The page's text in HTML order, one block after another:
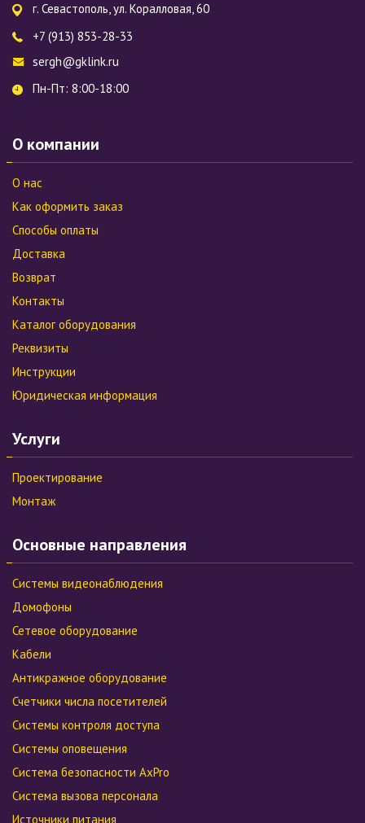
г. Севастополь, ул. Коралловая, 60
+7 (913) 853-28-33
sergh@gklink.ru
Пн-Пт: 8:00-18:00
О компании
О нас
Как оформить заказ
Способы оплаты
Доставка
Возврат
Контакты
Каталог оборудования
Реквизиты
Инструкции
Юридическая информация
Услуги
Проектирование
Монтаж
Основные направления
Системы видеонаблюдения
Домофоны
Сетевое оборудование
Кабели
Антикражное оборудование
Счетчики числа посетителей
Системы контроля доступа
Системы оповещения
Система безопасности AxPro
Система вызова персонала
Источники питания